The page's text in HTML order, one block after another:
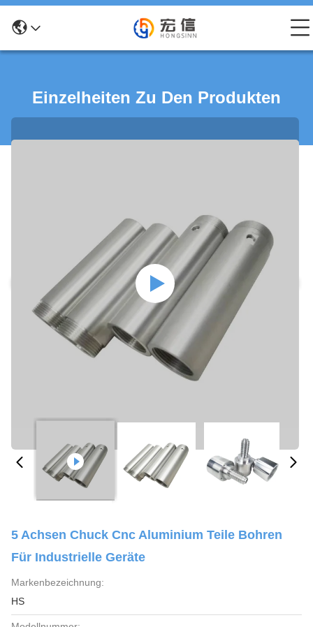
Einzelheiten Zu Den Produkten
5 Achsen Chuck Cnc Aluminium Teile Bohren
Für Industrielle Geräte
Markenbezeichnung:
HS